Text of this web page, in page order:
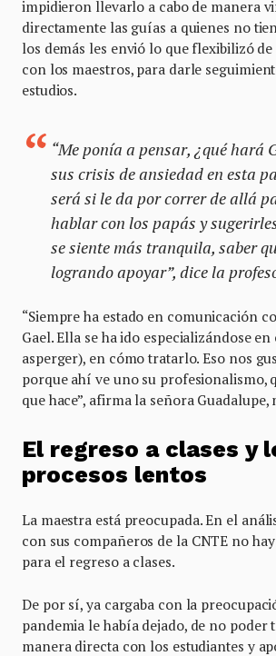
impidieron llevarlo a cabo de manera
directamente las guías a quienes no
los demás les envió lo que flexibilizó
con los maestros, para darle
estudios.
“Me ponía a pensar, ¿qué hará
sus crisis de ansiedad en esta
será si le da por correr de allá
hablar con los papás y
se siente más tranquila, saber
logrando apoyar”, dice la
“Siempre ha estado en comunicación
Gael. Ella se ha ido especializándose
asperger), en cómo tratarlo. Eso nos
porque ahí ve uno su profesionalismo,
que hace”, afirma la señora Guadalupe,
El regreso a clases y
procesos lentos
La maestra está preocupada. En el
con sus compañeros de la CNTE no
para el regreso a clases.
De por sí, ya cargaba con la
pandemia le había dejado, de no poder
manera directa con los estudiantes y